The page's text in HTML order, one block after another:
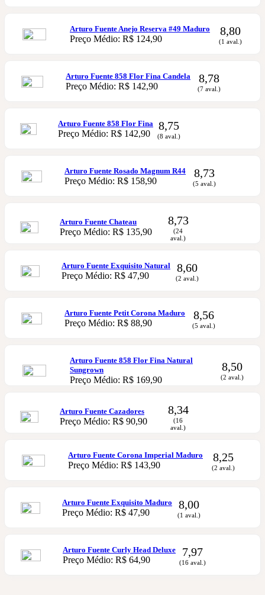
Arturo Fuente Anejo Reserva #49 Maduro
Preço Médio: R$ 124,90
8,80
(1 aval.)
Arturo Fuente 858 Flor Fina Candela
Preço Médio: R$ 142,90
8,78
(7 aval.)
Arturo Fuente 858 Flor Fina
Preço Médio: R$ 142,90
8,75
(8 aval.)
Arturo Fuente Rosado Magnum R44
Preço Médio: R$ 158,90
8,73
(5 aval.)
Arturo Fuente Chateau
Preço Médio: R$ 135,90
8,73
(24
aval.)
Arturo Fuente Exquisito Natural
Preço Médio: R$ 47,90
8,60
(2 aval.)
Arturo Fuente Petit Corona Maduro
Preço Médio: R$ 88,90
8,56
(5 aval.)
Arturo Fuente 858 Flor Fina Natural
Sungrown
Preço Médio: R$ 169,90
8,50
(2 aval.)
Arturo Fuente Cazadores
Preço Médio: R$ 90,90
8,34
(16
aval.)
Arturo Fuente Corona Imperial Maduro
Preço Médio: R$ 143,90
8,25
(2 aval.)
Arturo Fuente Exquisito Maduro
Preço Médio: R$ 47,90
8,00
(1 aval.)
Arturo Fuente Curly Head Deluxe
Preço Médio: R$ 64,90
7,97
(16 aval.)